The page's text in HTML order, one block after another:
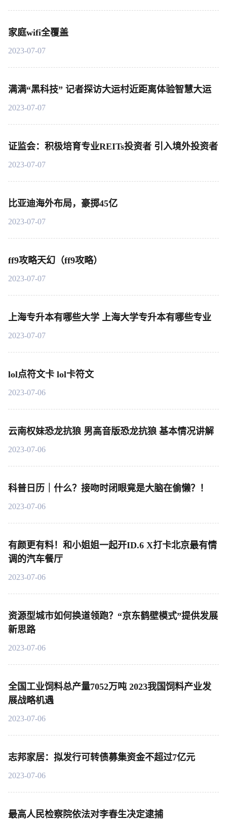
家庭wifi全覆盖
2023-07-07
满满“黑科技” 记者探访大运村近距离体验智慧大运
2023-07-07
证监会：积极培育专业REITs投资者 引入境外投资者
2023-07-07
比亚迪海外布局，豪掷45亿
2023-07-07
ff9攻略天幻（ff9攻略）
2023-07-07
上海专升本有哪些大学 上海大学专升本有哪些专业
2023-07-07
lol点符文卡 lol卡符文
2023-07-06
云南权妹恐龙抗狼 男高音版恐龙抗狼 基本情况讲解
2023-07-06
科普日历｜什么？接吻时闭眼竟是大脑在偷懒？！
2023-07-06
有颜更有料！和小姐姐一起开ID.6 X打卡北京最有情
调的汽车餐厅
2023-07-06
资源型城市如何换道领跑？“京东鹤壁模式”提供发展
新思路
2023-07-06
全国工业饲料总产量7052万吨 2023我国饲料产业发
展战略机遇
2023-07-06
志邦家居：拟发行可转债募集资金不超过7亿元
2023-07-06
最高人民检察院依法对李春生决定逮捕